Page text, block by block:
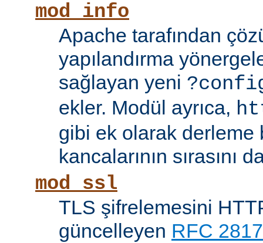
mod_info
Apache tarafından
yapılandırma
sağlayan yeni
ekler. Modül ayrıca,
gibi ek olarak derleme
kancalarının sırasını
mod_ssl
TLS şifrelemesini
güncelleyen RFC 2817